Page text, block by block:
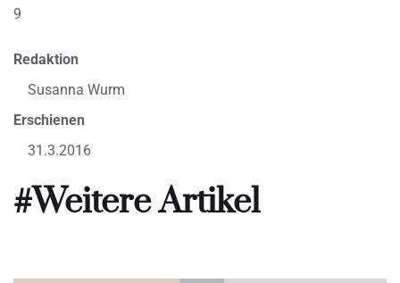
9
Redaktion
Susanna Wurm
Erschienen
31.3.2016
#Weitere Artikel